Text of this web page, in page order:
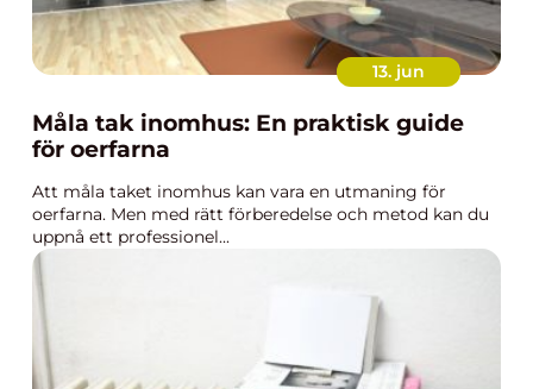
13. jun
Måla tak inomhus: En praktisk guide
för oerfarna
Att måla taket inomhus kan vara en utmaning för
oerfarna. Men med rätt förberedelse och metod kan du
uppnå ett professionel...